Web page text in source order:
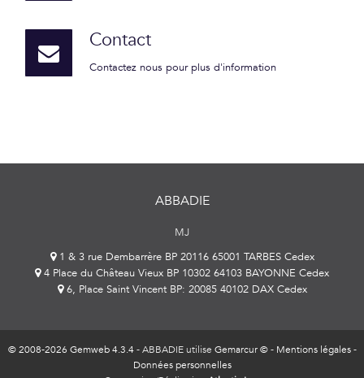
Contact
Contactez nous pour plus d'information
ABBADIE
MJ
1 & 3 rue Dembarrère BP 20116 65001 TARBES Cedex
4 Place du Château Vieux BP 10302 64103 BAYONNE Cedex
6, Place Saint Vincent BP: 20085 40102 DAX Cedex
© 2008-2026 Gemweb 4.3.4- ABBADIE utilise Gemarcur ©- Mentions légales-
Données personnelles